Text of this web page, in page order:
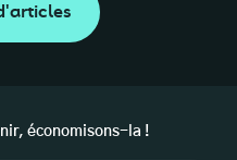
économisons-la !